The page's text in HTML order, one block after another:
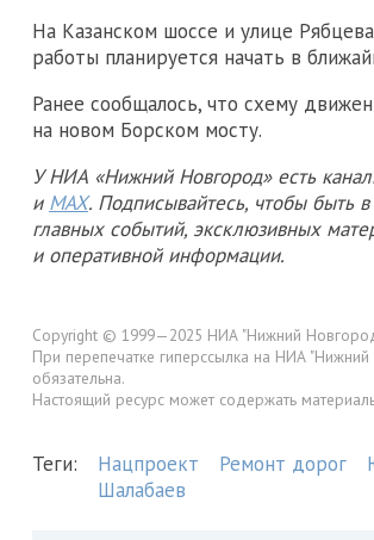
На Казанском шоссе и улице
работы планируется начать в
Ранее сообщалось, что схему
на новом Борском мосту.
У НИА «Нижний Новгород» есть
и MAX. Подписывайтесь, чтобы быть в
главных событий, эксклюзивных
и оперативной информации.
Copyright © 1999—2025 НИА "Нижний
При перепечатке гиперссылка на НИА
обязательна.
Настоящий ресурс может содержать
Теги: Нацпроект Ремонт дорог
Шалабаев